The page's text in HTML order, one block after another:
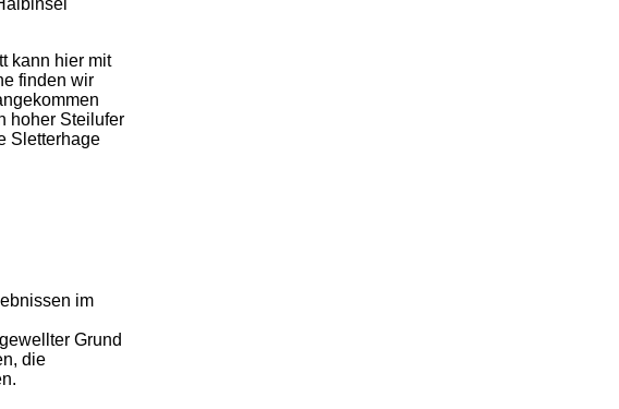
kann hier mit
finden wir
hoher Steilufer
Sletterhage
im
Grund
die